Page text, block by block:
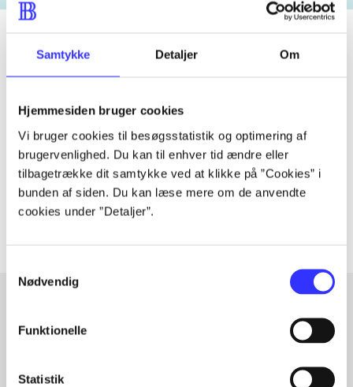
Samtykke Detaljer Om
Hjemmesiden bruger cookies
Vi bruger cookies til besøgsstatistik og optimering af
brugervenlighed. Du kan til enhver tid ændre eller
tilbagetrække dit samtykke ved at klikke på ”Cookies” i
bunden af siden. Du kan læse mere om de anvendte
cookies under ”Detaljer”.
Nødvendig
Funktionelle
Statistik
Artiklen er en del af
lorem ipsum dolor sit amet ...
Tidsskrift
Artiklerne ihandler ofte om
Artikler med samme emner